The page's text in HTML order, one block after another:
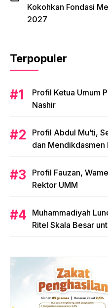
Kokohkan Fondasi
2027
Terpopuler
Profil Ketua Umum
Nashir
Profil Abdul Mu’ti,
dan Mendikdasmen
Profil Fauzan,
Rektor UMM
Muhammadiyah
Ritel Skala Besar